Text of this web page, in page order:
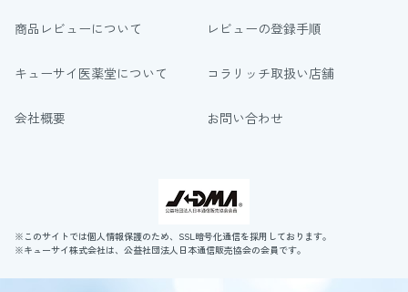
商品レビューについて レビューの登録手順
キューサイ医薬堂について コラリッチ取扱い店舗
会社概要 お問い合わせ
※このサイトでは個人情報保護のため、SSL暗号化通信を採用しております。
※キューサイ株式会社は、公益社団法人日本通信販売協会の会員です。